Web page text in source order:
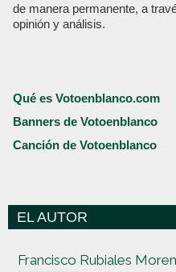
de manera permanente, a
opinión y análisis.
Qué es Votoenblanco.com
Banners de Votoenblanco
Canción de Votoenblanco
EL AUTOR
Francisco Rubiales